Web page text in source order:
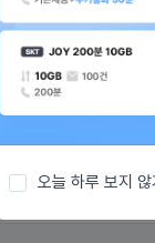
오늘 하루 보지 않